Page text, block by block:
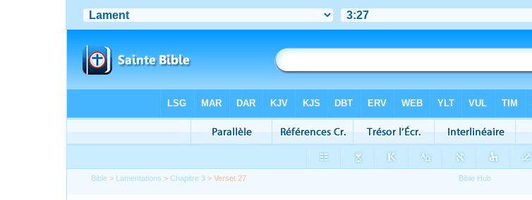
Bible > Lamentations >Chapitre 3 > Verset 27